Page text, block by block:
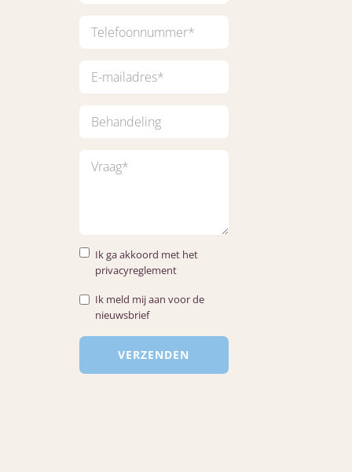
Ik ga akkoord met het
privacyreglement
Ik meld mij aan voor de
nieuwsbrief